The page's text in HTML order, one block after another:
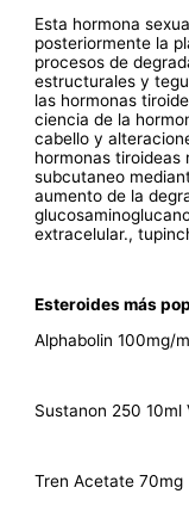
Esta hormona
posteriormente la
procesos de
estructurales y
las hormonas
ciencia de la
cabello y
hormonas tiroideas
subcutaneo
aumento de la
extracelular.,
Esteroides más
Alphabolin 100mg/
Sustanon 250 10ml
Tren Acetate 70mg